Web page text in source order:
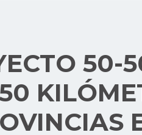
50-